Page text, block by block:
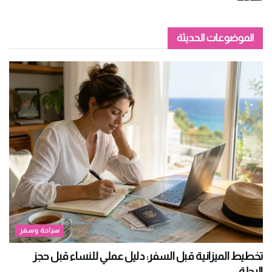
الموضوعات الحديثة
سياحة وسفر
تخطيط الميزانية قبل السفر: دليل عملي للنساء قبل حجز